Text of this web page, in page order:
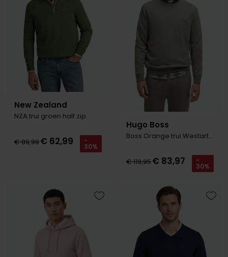
New Zealand
NZA trui groen half zip
€ 89,99€ 62,99 -
30%
Hugo Boss
Boss Orange trui Westart groen effen normale fit ronde hals
€ 119,95€ 83,97 -
30%
Toevoegen aan favorieten